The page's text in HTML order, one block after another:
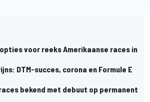
voor reeks Amerikaanse races in
DTM-succes, corona en Formule E
bekend met debuut op permanent